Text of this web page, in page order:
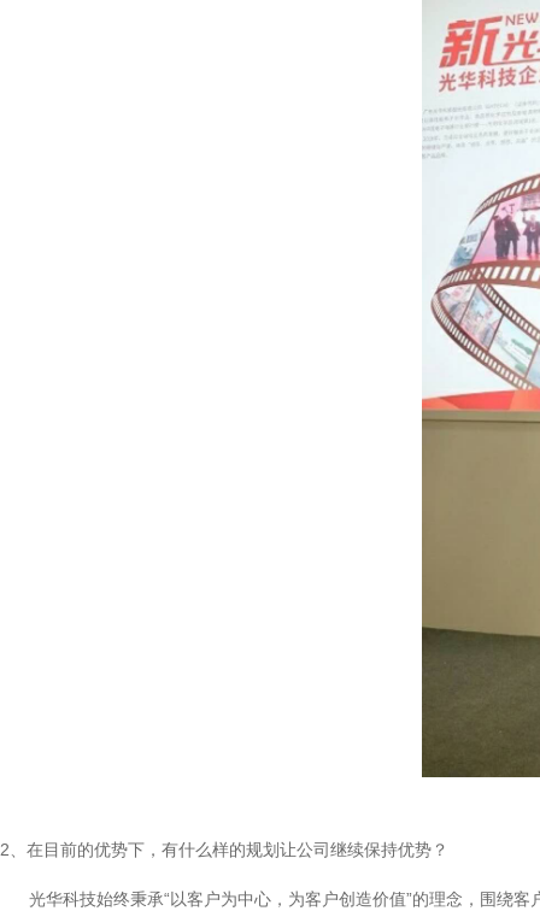
2、在目前的优势下，有什么样的规划让公司继续保持优势？
光华科技始终秉承“以客户为中心，为客户创造价值”的理念，围绕客